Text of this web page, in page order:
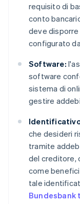
requisito di
conto
deve
configurato
Software:
software
sistema di
gestire
che desideri
tramite
del creditore,
come
tale
Bundesbank